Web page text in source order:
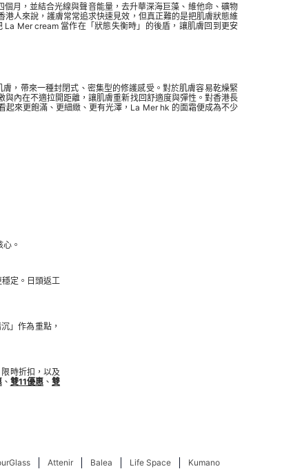
月，並結合光線與聲音能量，去升華深海巨藻、維他命、礦物
人來說，護膚常常追求快速見效，但真正難的是把肌膚狀態維
Mer cream 當作在「狀態失衡時」的後盾，讓肌膚回到更安
，帶來一種封閉式、密集型的修護感受。對於肌膚容易乾燥緊
內在不適拉開距離，讓肌膚重新找回舒適度與彈性。對香港長
來更飽滿、更細緻、更有光澤，La Mer hk 的面霜便成為不少
。
定。日頭返工
」作為重點，
時折扣，以及
、 雙11優惠、雙
Attenir Balea Life Space Kumano